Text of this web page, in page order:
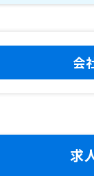
会
求